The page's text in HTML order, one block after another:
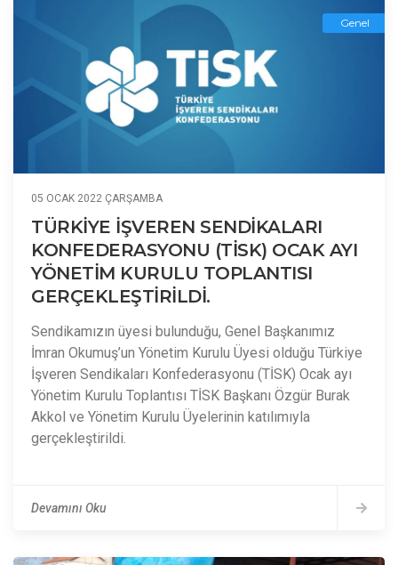
Genel
05 OCAK 2022 ÇARŞAMBA
TÜRKİYE İŞVEREN SENDİKALARI
KONFEDERASYONU (TİSK) OCAK AYI
YÖNETİM KURULU TOPLANTISI
GERÇEKLEŞTİRİLDİ.
Sendikamızın üyesi bulunduğu, Genel Başkanımız
İmran Okumuş’un Yönetim Kurulu Üyesi olduğu Türkiye
İşveren Sendikaları Konfederasyonu (TİSK) Ocak ayı
Yönetim Kurulu Toplantısı TİSK Başkanı Özgür Burak
Akkol ve Yönetim Kurulu Üyelerinin katılımıyla
gerçekleştirildi.
Devamını Oku